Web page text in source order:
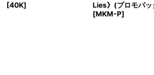
[40K]
Lies》(プロモパッ
[MKM-P]